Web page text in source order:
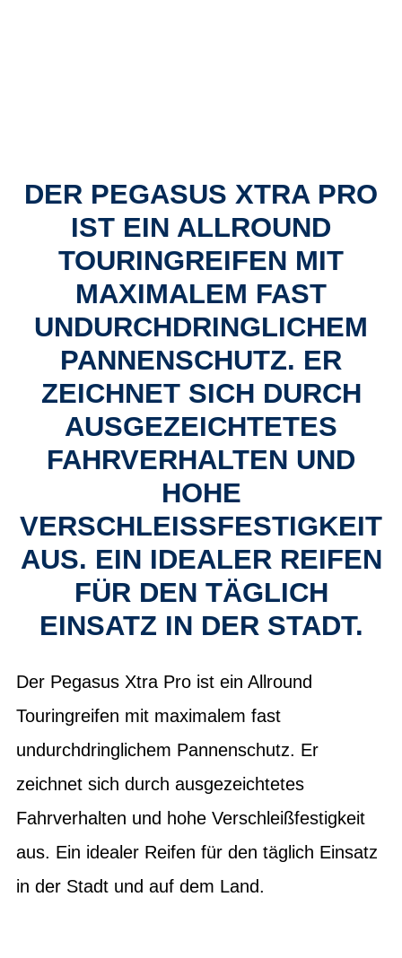
DER PEGASUS XTRA PRO
IST EIN ALLROUND
TOURINGREIFEN MIT
MAXIMALEM FAST
UNDURCHDRINGLICHEM
PANNENSCHUTZ. ER
ZEICHNET SICH DURCH
AUSGEZEICHTETES
FAHRVERHALTEN UND
HOHE
VERSCHLEISSFESTIGKEIT A
US. EIN IDEALER REIFEN F
ÜR DEN TÄGLICH E
INSATZ IN DER STADT.
Der Pegasus Xtra Pro ist ein Allround
Touringreifen mit maximalem fast
undurchdringlichem Pannenschutz. Er
zeichnet sich durch ausgezeichtetes
Fahrverhalten und hohe Verschleißfestigkeit
aus. Ein idealer Reifen für den täglich Einsatz
in der Stadt und auf dem Land.